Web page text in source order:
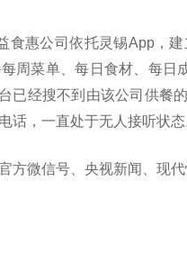
食惠公司依托灵锡App，
周菜单、每日食材、每
已经搜不到由该公司供餐
话，一直处于无人接听状态
方微信号、央视新闻、现